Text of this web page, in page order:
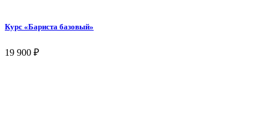
Курс «Бариста базовый»
19 900 ₽